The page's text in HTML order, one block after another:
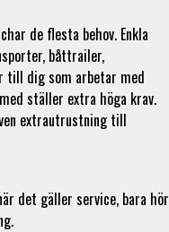
de flesta behov. Enkla
båttrailer,
till dig som arbetar med
ställer extra höga krav.
extrautrustning till
det gäller service, bara hör